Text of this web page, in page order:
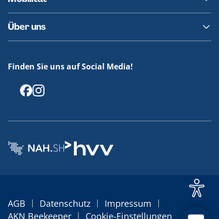
Fundsachen
Häufige Fragen
Barrierefreies Reisen
Erklärung Barrierefreiheit
Über uns
Offenlegungen
Finden Sie uns auf Social Media!
AGB | Datenschutz | Impressum |
AKN Beekeeper | Cookie-Einstellungen